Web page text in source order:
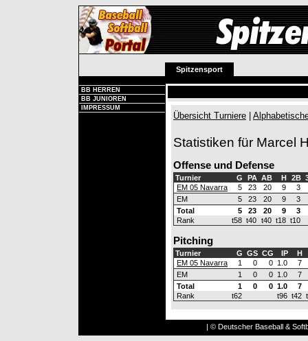
Spitzensport
BB HERREN
BB JUNIOREN
IMPRESSUM
Übersicht Turniere
Statistiken für Marcel
Offense und Defense
Turnier G PA AB H 2B
EM 05 Navarra
5 23 20 9
3
EM
5 23 20 9
3
Total
5 23 20 9
3
Rank
t58 t40 t40 t18 t10
Pitching
Turnier G GS CG IP
H
EM 05 Navarra
1 0 0 1.0
7
EM
1 0 0 1.0
7
Total
1 0 0 1.0
7
Rank
t62 t96 t42
| © Deutscher Baseball &